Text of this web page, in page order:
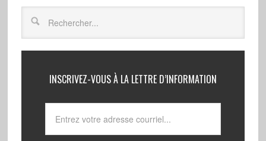
INSCRIVEZ-VOUS À LA LETTRE D’INFORMATION